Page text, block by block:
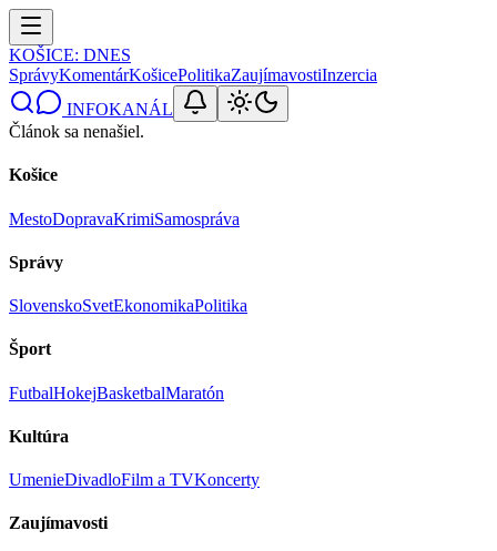
KOŠICE: DNES
SprávyKomentárKošicePolitikaZaujímavostiInzercia
INFOKANÁL
Článok sa nenašiel.
Košice
MestoDopravaKrimiSamospráva
Správy
SlovenskoSvetEkonomikaPolitika
Šport
FutbalHokejBasketbalMaratón
Kultúra
UmenieDivadloFilm a TVKoncerty
Zaujímavosti